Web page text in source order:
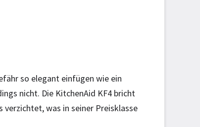
so elegant einfügen wie ein
nicht. Die KitchenAid KF4 bricht
was in seiner Preisklasse